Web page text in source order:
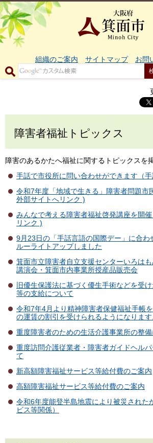
組織のご案内 サイトマップ お問
障害者福祉トピックス
障害のあるかたへ福祉に関するトピックスを
手話で市役所に問い合わせができます（手
令和7年度「地域で生きる」障害者問題市
外部サイトへリンク )
みんなで考える障害者福祉啓発講座を開
リンク )
9月23日の「手話言語の国際デー」に合わ
ルーライトアップしました
箕面市立障害者自立支援センターいろは
講演会・箕面市内事業所授産品販売会
旧優生保護法に基づく優生手術などを受
等の支給について
令和7年4月より精神障害者保健福祉手帳
の運賃の割引を受けられるようになります
重度障害者のための生活介護事業所の整
重度訪問介護従業者・障害者ガイドヘル
て
新高額障害福祉サービス等給付費のご案内
高額障害福祉サービス等給付費のご案内
令和6年度能登半島地震により被災された
ビス等関係）